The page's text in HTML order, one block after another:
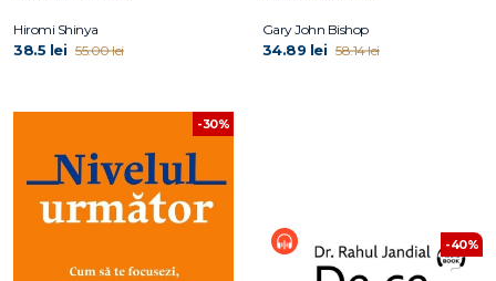
Hiromi Shinya
38.5 lei 55.00 lei
Gary John Bishop
34.89 lei 58.14 lei
-30%
-40%